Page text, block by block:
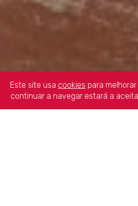
Este site usa cookies para
continuar a navegar estará a